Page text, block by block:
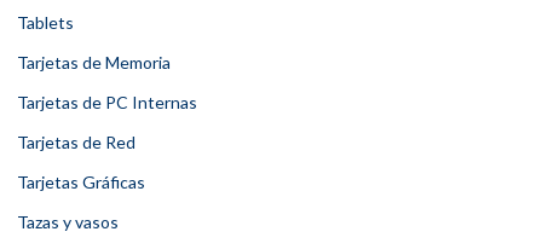
Tablets
Tarjetas de Memoria
Tarjetas de PC Internas
Tarjetas de Red
Tarjetas Gráficas
Tazas y vasos